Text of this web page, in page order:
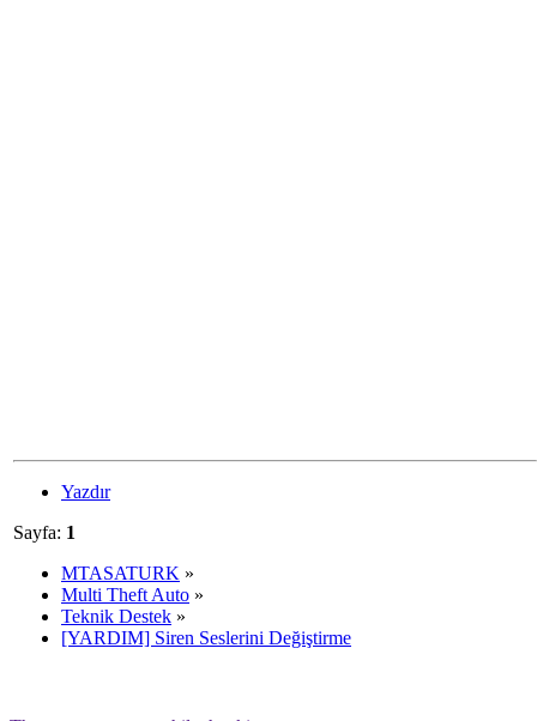
Yazdır
Sayfa: 1
MTASATURK »
Multi Theft Auto »
Teknik Destek »
[YARDIM] Siren Seslerini Değiştirme